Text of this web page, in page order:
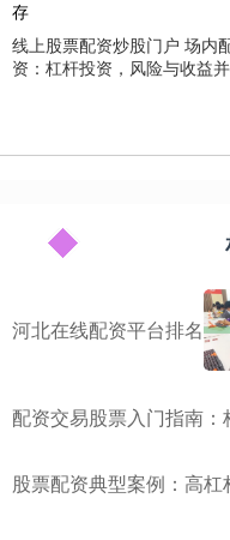
线上股票配资炒股门户 场内
资：杠杆投资，风险与收益
河北在线配资平台排名
配资交易股票入门指南
股票配资典型案例：高